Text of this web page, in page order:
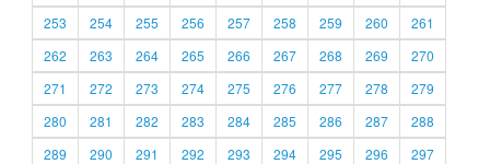
253
254 255 256 257 258 259 260
261
262
263 264 265 266 267 268 269
270
271
272 273 274 275 276 277 278
279
280
281 282 283 284 285 286 287
288
289
290 291 292 293 294 295 296
297